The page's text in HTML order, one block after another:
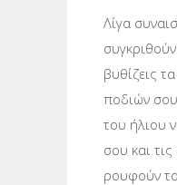
Λίγα
βυθίζεις
ποδιών
του ήλιου
σου και
ρουφούν